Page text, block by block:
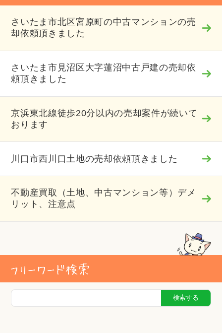
さいたま市北区宮原町の中古マンションの売
却依頼頂きました
さいたま市見沼区大字蓮沼中古戸建の売却依
頼頂きました
京浜東北線徒歩20分以内の売却案件が続いて
おります
川口市西川口土地の売却依頼頂きました
不動産買取（土地、中古マンション等）デメ
リット、注意点